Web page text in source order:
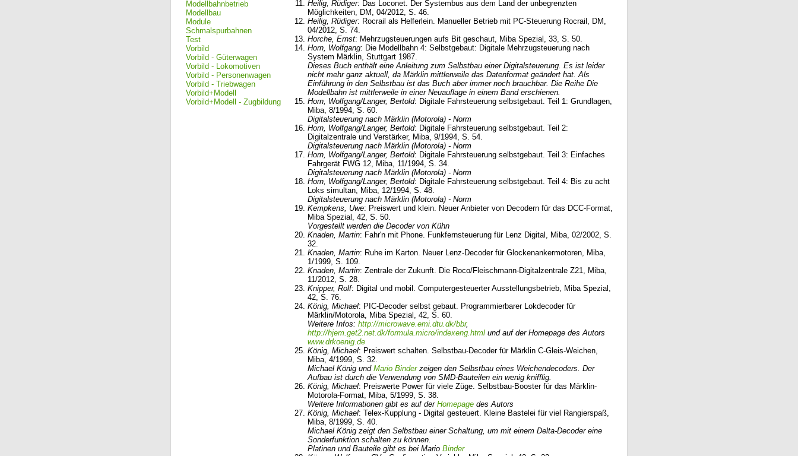
Modellbahnbetrieb
Modellbau
Module
Schmalspurbahnen
Test
Vorbild
Vorbild - Güterwagen
Vorbild - Lokomotiven
Vorbild - Personenwagen
Vorbild - Triebwagen
Vorbild+Modell
Vorbild+Modell - Zugbildung
Heilig, Rüdiger: Das Loconet. Der Systembus aus dem Land der unbegrenzten
Möglichkeiten, DM, 04/2012, S. 46.
Heilig, Rüdiger: Rocrail als Helferlein. Manueller Betrieb mit PC-Steuerung Rocrail, DM,
04/2012, S. 74.
Horche, Ernst: Mehrzugsteuerungen aufs Bit geschaut, Miba Spezial, 33, S. 50.
Horn, Wolfgang: Die Modellbahn 4: Selbstgebaut: Digitale Mehrzugsteuerung nach
System Märklin, Stuttgart 1987.
Dieses Buch enthält eine Anleitung zum Selbstbau einer Digitalsteuerung. Es ist leider
nicht mehr ganz aktuell, da Märklin mittlerweile das Datenformat geändert hat. Als
Einführung in den Selbstbau ist das Buch aber immer noch brauchbar. Die Reihe Die
Modellbahn ist mittlerweile in einer Neuauflage in einem Band erschienen.
Horn, Wolfgang/Langer, Bertold: Digitale Fahrsteuerung selbstgebaut. Teil 1: Grundlagen,
Miba, 8/1994, S. 60.
Digitalsteuerung nach Märklin (Motorola) - Norm
Horn, Wolfgang/Langer, Bertold: Digitale Fahrsteuerung selbstgebaut. Teil 2:
Digitalzentrale und Verstärker, Miba, 9/1994, S. 54.
Digitalsteuerung nach Märklin (Motorola) - Norm
Horn, Wolfgang/Langer, Bertold: Digitale Fahrsteuerung selbstgebaut. Teil 3: Einfaches
Fahrgerät FWG 12, Miba, 11/1994, S. 34.
Digitalsteuerung nach Märklin (Motorola) - Norm
Horn, Wolfgang/Langer, Bertold: Digitale Fahrsteuerung selbstgebaut. Teil 4: Bis zu acht
Loks simultan, Miba, 12/1994, S. 48.
Digitalsteuerung nach Märklin (Motorola) - Norm
Kempkens, Uwe: Preiswert und klein. Neuer Anbieter von Decodern für das DCC-Format,
Miba Spezial, 42, S. 50.
Vorgestellt werden die Decoder von Kühn
Knaden, Martin: Fahr'n mit Phone. Funkfernsteuerung für Lenz Digital, Miba, 02/2002, S.
32.
Knaden, Martin: Ruhe im Karton. Neuer Lenz-Decoder für Glockenankermotoren, Miba,
1/1999, S. 109.
Knaden, Martin: Zentrale der Zukunft. Die Roco/Fleischmann-Digitalzentrale Z21, Miba,
11/2012, S. 28.
Knipper, Rolf: Digital und mobil. Computergesteuerter Ausstellungsbetrieb, Miba Spezial,
42, S. 76.
König, Michael: PIC-Decoder selbst gebaut. Programmierbarer Lokdecoder für
Märklin/Motorola, Miba Spezial, 42, S. 60.
Weitere Infos: http://microwave.emi.dtu.dk/bbr,
http://hjem.get2.net.dk/formula.micro/indexeng.html und auf der Homepage des Autors
www.drkoenig.de
König, Michael: Preiswert schalten. Selbstbau-Decoder für Märklin C-Gleis-Weichen,
Miba, 4/1999, S. 32.
Michael König und Mario Binderzeigen den Selbstbau eines Weichendecoders. Der
Aufbau ist durch die Verwendung von SMD-Bauteilen ein wenig knifflig.
König, Michael: Preiswerte Power für viele Züge. Selbstbau-Booster für das Märklin-
Motorola-Format, Miba, 5/1999, S. 38.
Weitere Informationen gibt es auf der Homepage des Autors
König, Michael: Telex-Kupplung - Digital gesteuert. Kleine Bastelei für viel Rangierspaß,
Miba, 8/1999, S. 40.
Michael König zeigt den Selbstbau einer Schaltung, um mit einem Delta-Decoder eine
Sonderfunktion schalten zu können.
Platinen und Bauteile gibt es bei Mario Binder